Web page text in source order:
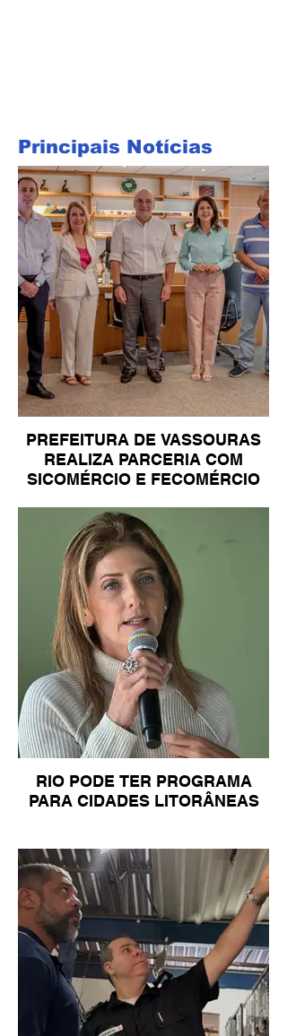
Principais Notícias
PREFEITURA DE VASSOURAS
REALIZA PARCERIA COM
SICOMÉRCIO E FECOMÉRCIO
RIO PODE TER PROGRAMA
PARA CIDADES LITORÂNEAS